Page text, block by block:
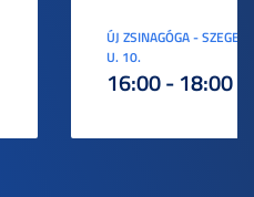
ÚJ ZSINAGÓGA -
U. 10.
16:00 - 18:00